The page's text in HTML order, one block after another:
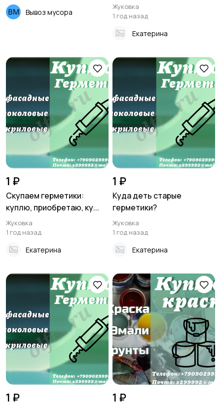
Спорт и отдых Красота и здоровье
Стройматериалы и
инструменты11
Хэндмейд
Транспорт Мода и стиль
Хобби и развлечения Электроника
Для дома и дачи Услуги
Вывоз мусора
Жуковка
1 год назад
Екатерина
1 ₽
Скупаем герметики:
куплю, приобретаю, ку...
Жуковка
1 год назад
Екатерина
1 ₽
Куда деть старые
герметики?
Жуковка
1 год назад
Екатерина
1 ₽ 1 ₽